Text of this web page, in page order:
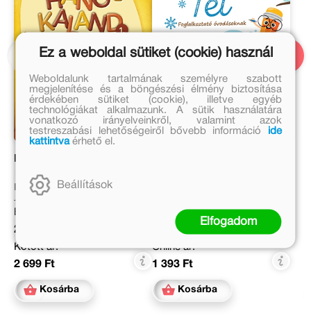
Kiss Rebeka
Eredeti ár:
2 999 Ft
Kötött ár:
2 699 Ft
Kosárba
Eredeti ár:
1 699 Ft
Online ár:
1 393 Ft
Kosárba
Ez a weboldal sütiket (cookie) használ
Weboldalunk tartalmának személyre szabott
megjelenítése és a böngészési élmény biztosítása
érdekében sütiket (cookie), illetve egyéb
technológiákat alkalmazunk. A sütik használatára
vonatkozó irányelveinkről, valamint azok
testreszabási lehetőségeiről bővebb információ
ide
kattintvaérhető el.
Beállítások
Elfogadom